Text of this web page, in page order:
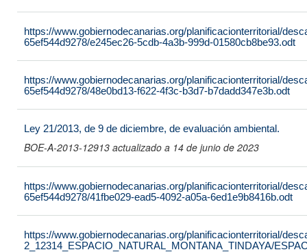
https://www.gobiernodecanarias.org/planificacionterritorial/
65ef544d9278/e245ec26-5cdb-4a3b-999d-01580cb8be93.odt
https://www.gobiernodecanarias.org/planificacionterritorial/
65ef544d9278/48e0bd13-f622-4f3c-b3d7-b7dadd347e3b.odt
Ley 21/2013, de 9 de diciembre, de evaluación ambiental.
BOE-A-2013-12913 actualizado a 14 de junio de 2023
https://www.gobiernodecanarias.org/planificacionterritorial/
65ef544d9278/41fbe029-ead5-4092-a05a-6ed1e9b8416b.odt
https://www.gobiernodecanarias.org/planificacionterritorial/
2_12314_ESPACIO_NATURAL_MONTANA_TINDAYA/